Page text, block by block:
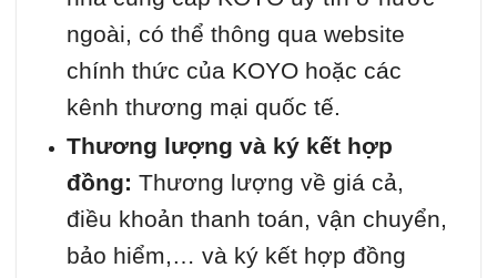
ngoài, có thể thông qua website
chính thức của KOYO hoặc các
kênh thương mại quốc tế.
Thương lượng và ký kết hợp
đồng: Thương lượng về giá cả,
điều khoản thanh toán, vận chuyển,
bảo hiểm,… và ký kết hợp đồng